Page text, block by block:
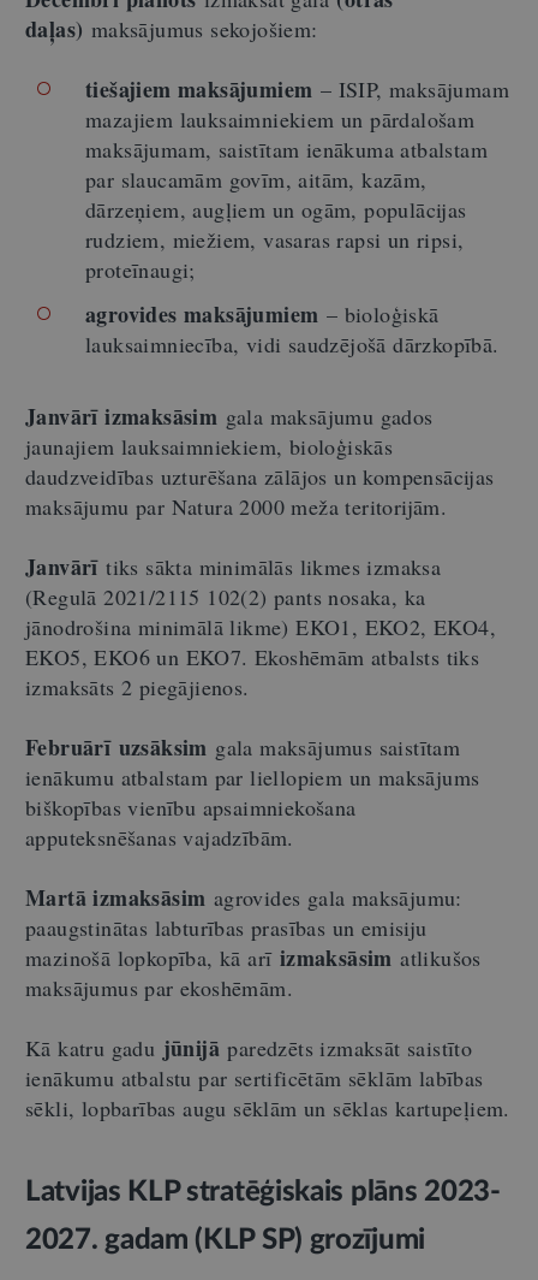
daļas) maksājumus sekojošiem:
tiešajiem maksājumiem – ISIP, maksājumam
mazajiem lauksaimniekiem un pārdalošam
maksājumam, saistītam ienākuma atbalstam
par slaucamām govīm, aitām, kazām,
dārzeņiem, augļiem un ogām, populācijas
rudziem, miežiem, vasaras rapsi un ripsi,
proteīnaugi;
agrovides maksājumiem – bioloģiskā
lauksaimniecība, vidi saudzējošā dārzkopībā.
Janvārī izmaksāsim gala maksājumu gados
jaunajiem lauksaimniekiem, bioloģiskās
daudzveidības uzturēšana zālājos un kompensācijas
maksājumu par Natura 2000 meža teritorijām.
Janvārītiks sākta minimālās likmes izmaksa
(Regulā 2021/2115 102(2) pants nosaka, ka
jānodrošina minimālā likme) EKO1, EKO2, EKO4,
EKO5, EKO6 un EKO7. Ekoshēmām atbalsts tiks
izmaksāts 2 piegājienos.
Februārī uzsāksim gala maksājumus saistītam
ienākumu atbalstam par liellopiem un maksājums
biškopības vienību apsaimniekošana
apputeksnēšanas vajadzībām.
Martā izmaksāsim agrovides gala maksājumu:
paaugstinātas labturības prasības un emisiju
mazinošā lopkopība, kā arī izmaksāsim atlikušos
maksājumus par ekoshēmām.
Kā katru gadu jūnijā paredzēts izmaksāt saistīto
ienākumu atbalstu par sertificētām sēklām labības
sēkli, lopbarības augu sēklām un sēklas kartupeļiem.
Latvijas KLP stratēģiskais plāns 2023-
2027. gadam (KLP SP) grozījumi